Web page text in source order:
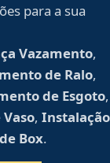
para a sua
Vazamento,
de Ralo,
de Esgoto,
, Instalação
Box.